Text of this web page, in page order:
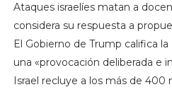
Ataques israelíes matan a
considera su respuesta a
El Gobierno de Trump califica
una «provocación deliberada e
Israel recluye a los más de 400